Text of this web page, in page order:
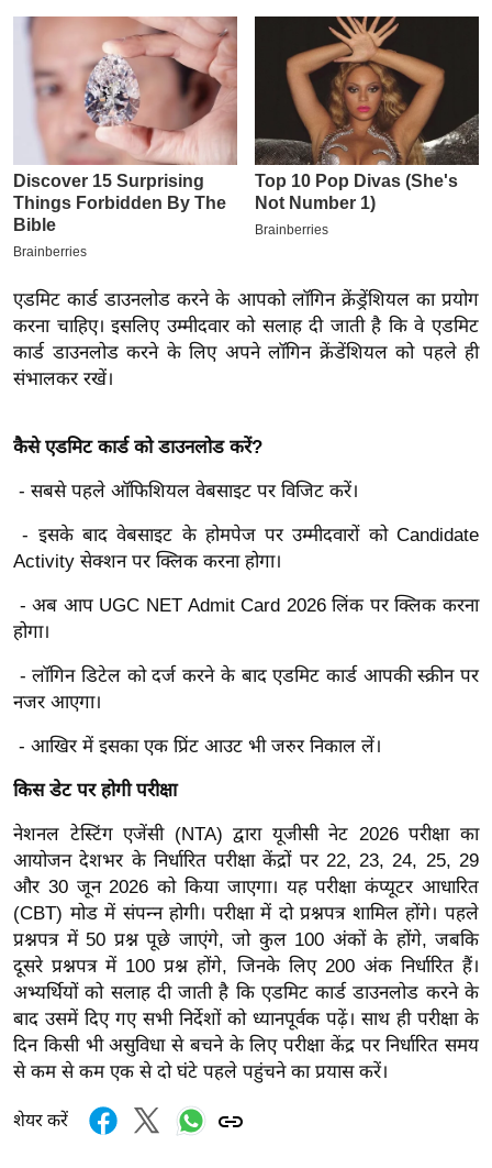
इ
ई
प
र
मि
ल
बे
मि
ल
ख्सि
य
त
ग
डि
या
सा
त्य
ज
ग
त
ऑ
टो
व
र्ल्ड
न्यू
ज
फ
एडमिट कार्ड डाउनलोड करने के आपको लॉगिन क्रेंड्रेंशियल का प्रयोग
करना चाहिए। इसलिए उम्मीदवार को सलाह दी जाती है कि वे एडमिट
कार्ड डाउनलोड करने के लिए अपने लॉगिन क्रेंडेंशियल को पहले ही
संभालकर रखें।
कैसे एडमिट कार्ड को डाउनलोड करें?
- सबसे पहले ऑफिशियल वेबसाइट पर विजिट करें।
- इसके बाद वेबसाइट के होमपेज पर उम्मीदवारों को Candidate
Activity सेक्शन पर क्लिक करना होगा।
- अब आप UGC NET Admit Card 2026 लिंक पर क्लिक करना
होगा।
- लॉगिन डिटेल को दर्ज करने के बाद एडमिट कार्ड आपकी स्क्रीन पर
नजर आएगा।
- आखिर में इसका एक प्रिंट आउट भी जरुर निकाल लें।
किस डेट पर होगी परीक्षा
नेशनल टेस्टिंग एजेंसी (NTA) द्वारा यूजीसी नेट 2026 परीक्षा का
आयोजन देशभर के निर्धारित परीक्षा केंद्रों पर 22, 23, 24, 25, 29
और 30 जून 2026 को किया जाएगा। यह परीक्षा कंप्यूटर आधारित
(CBT) मोड में संपन्न होगी। परीक्षा में दो प्रश्नपत्र शामिल होंगे। पहले
प्रश्नपत्र में 50 प्रश्न पूछे जाएंगे, जो कुल 100 अंकों के होंगे, जबकि
दूसरे प्रश्नपत्र में 100 प्रश्न होंगे, जिनके लिए 200 अंक निर्धारित हैं।
अभ्यर्थियों को सलाह दी जाती है कि एडमिट कार्ड डाउनलोड करने के
बाद उसमें दिए गए सभी निर्देशों को ध्यानपूर्वक पढ़ें। साथ ही परीक्षा के
दिन किसी भी असुविधा से बचने के लिए परीक्षा केंद्र पर निर्धारित समय
से कम से कम एक से दो घंटे पहले पहुंचने का प्रयास करें।
शेयर करें